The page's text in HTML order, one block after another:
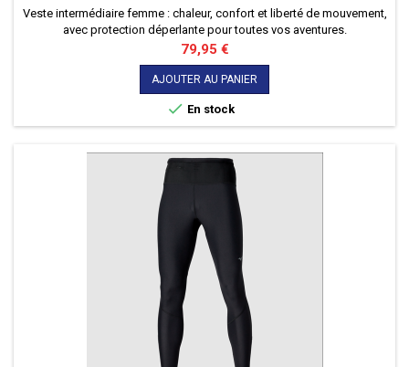
Veste intermédiaire femme : chaleur, confort et liberté de mouvement,
avec protection déperlante pour toutes vos aventures.
Prix
79,95 €
AJOUTER AU PANIER
 En stock